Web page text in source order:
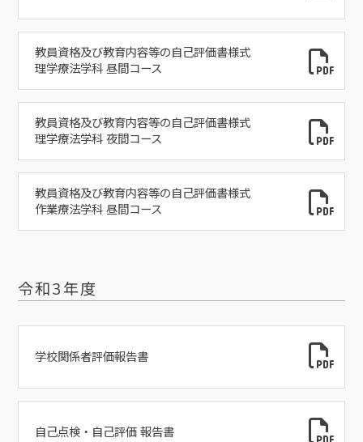
教員資格及び教育内容等の自己評価書様式
理学療法学科 昼間コース
教員資格及び教育内容等の自己評価書様式
理学療法学科 夜間コース
教員資格及び教育内容等の自己評価書様式
作業療法学科 昼間コース
令和3年度
学校関係者評価報告書
自己点検・自己評価 報告書